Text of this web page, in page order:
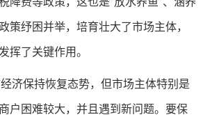
策纾困并举，培育壮大了市场主体，
挥了关键作用。
济保持恢复态势，但市场主体特别是
户困难较大，并且遇到新问题。要保